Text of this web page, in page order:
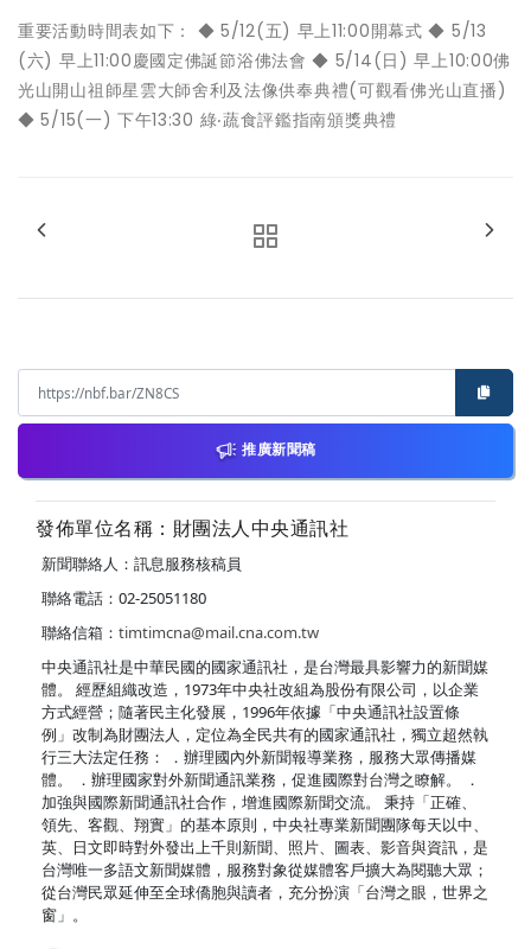
重要活動時間表如下： ◆ 5/12(五) 早上11:00開幕式 ◆ 5/13
(六) 早上11:00慶國定佛誕節浴佛法會 ◆ 5/14(日) 早上10:00佛
光山開山祖師星雲大師舍利及法像供奉典禮(可觀看佛光山直播)
◆ 5/15(一) 下午13:30 綠‧蔬食評鑑指南頒獎典禮
推廣新聞稿
發佈單位名稱：財團法人中央通訊社
新聞聯絡人：訊息服務核稿員
聯絡電話：02-25051180
聯絡信箱： timtimcna@mail.cna.com.tw
中央通訊社是中華民國的國家通訊社，是台灣最具影響力的新聞媒
體。 經歷組織改造，1973年中央社改組為股份有限公司，以企業
方式經營；隨著民主化發展，1996年依據「中央通訊社設置條
例」改制為財團法人，定位為全民共有的國家通訊社，獨立超然執
行三大法定任務： ．辦理國內外新聞報導業務，服務大眾傳播媒
體。 ．辦理國家對外新聞通訊業務，促進國際對台灣之瞭解。 ．
加強與國際新聞通訊社合作，增進國際新聞交流。 秉持「正確、
領先、客觀、翔實」的基本原則，中央社專業新聞團隊每天以中、
英、日文即時對外發出上千則新聞、照片、圖表、影音與資訊，是
台灣唯一多語文新聞媒體，服務對象從媒體客戶擴大為閱聽大眾；
從台灣民眾延伸至全球僑胞與讀者，充分扮演「台灣之眼，世界之
窗」。